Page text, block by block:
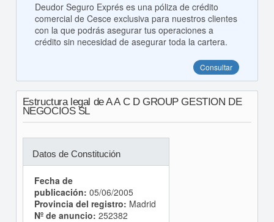
Deudor Seguro Exprés es una póliza de crédito
comercial de Cesce exclusiva para nuestros clientes
con la que podrás asegurar tus operaciones a
crédito sin necesidad de asegurar toda la cartera.
Consultar
Estructura legal de A A C D GROUP GESTION DE
NEGOCIOS SL
Datos de Constitución
Fecha de
publicación: 05/06/2005
Provincia del registro: Madrid
Nº de anuncio: 252382